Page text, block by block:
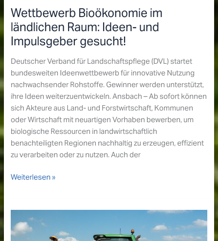
Wettbewerb Bioökonomie im
ländlichen Raum: Ideen- und
Impulsgeber gesucht!
Deutscher Verband für Landschaftspflege (DVL) startet
bundesweiten Ideenwettbewerb für innovative Nutzung
nachwachsender Rohstoffe. Gewinner werden unterstützt,
ihre Ideen weiterzuentwickeln. Ansbach – Ab sofort können
sich Akteure aus Land- und Forstwirtschaft, Kommunen
oder Wirtschaft mit neuartigen Vorhaben bewerben, um
biologische Ressourcen in landwirtschaftlich
benachteiligten Regionen nachhaltig zu erzeugen, effizient
zu verarbeiten oder zu nutzen. Auch der
Wettbewerb
ländlichen
Raum:
Ideen-
Weiterlesen »